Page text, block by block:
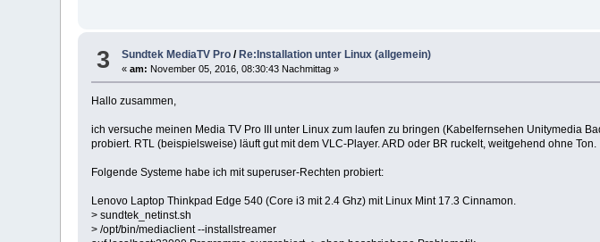
3 Sundtek MediaTV Pro / Re:Installation unter Linux (allgemein)
«am: November 05, 2016, 08:30:43 Nachmittag »
Hallo zusammen,
ich versuche meinen Media TV Pro III unter Linux zum laufen zu bringen (Kabelfernsehen Unitymedia
probiert. RTL (beispielsweise) läuft gut mit dem VLC-Player. ARD oder BR ruckelt, weitgehend ohne Ton.
Folgende Systeme habe ich mit superuser-Rechten probiert:
Lenovo Laptop Thinkpad Edge 540 (Core i3 mit 2.4 Ghz) mit Linux Mint 17.3 Cinnamon.
> sundtek_netinst.sh
> /opt/bin/mediaclient --installstreamer